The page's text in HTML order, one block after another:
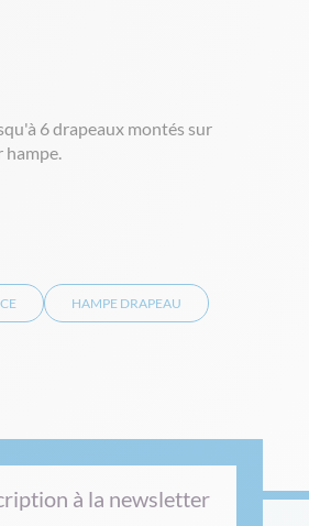
6 drapeaux montés sur
hampe.
HAMPE DRAPEAU
à la newsletter